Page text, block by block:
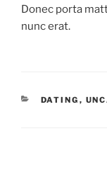
Donec porta
nunc erat.
CATEGORIES
DATING ,